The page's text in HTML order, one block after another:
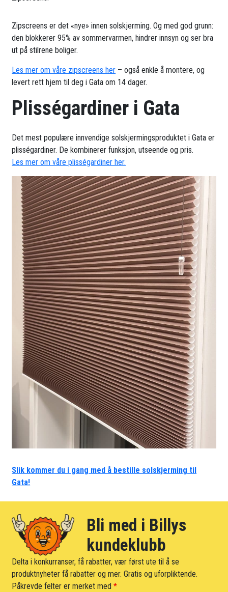
Zipscreens er det «nye» innen solskjerming. Og med god grunn:
den blokkerer 95% av sommervarmen, hindrer innsyn og ser bra
ut på stilrene boliger.
Les mer om våre zipscreens her – også enkle å montere, og
levert rett hjem til deg i Gata om 14 dager.
Plisségardiner i Gata
Det mest populære innvendige solskjermingsproduktet i Gata er
plisségardiner. De kombinerer funksjon, utseende og pris.
Les mer om våre plisségardiner her.
Slik kommer du i gang med å bestille solskjerming til
Gata!
Bli med i Billys
kundeklubb
Delta i konkurranser, få rabatter, vær først ute til å se
produktnyheter få rabatter og mer. Gratis og uforpliktende.
Påkrevde felter er merket med*